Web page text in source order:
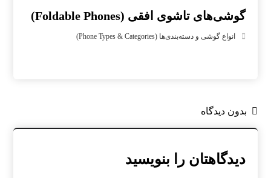
گوشی‌های تاشوی افقی (Foldable Phones)
انواع گوشی و دسته‌بندی‌ها (Phone Types & Categories)
بدون دیدگاه
دیدگاهتان را بنویسید